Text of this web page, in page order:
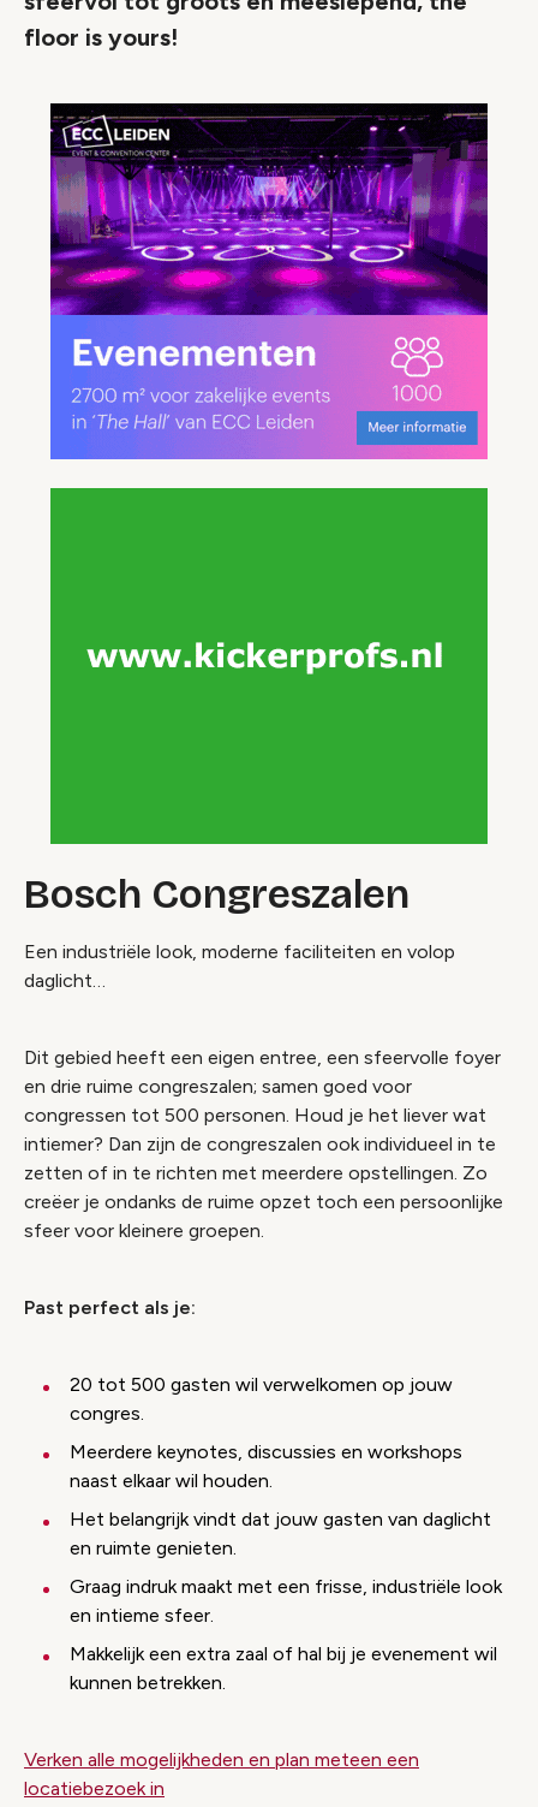
floor is yours!
Bosch Congreszalen
Een industriële look, moderne faciliteiten en volop
daglicht…
Dit gebied heeft een eigen entree, een sfeervolle foyer
en drie ruime congreszalen; samen goed voor
congressen tot 500 personen. Houd je het liever wat
intiemer? Dan zijn de congreszalen ook individueel in te
zetten of in te richten met meerdere opstellingen. Zo
creëer je ondanks de ruime opzet toch een persoonlijke
sfeer voor kleinere groepen.
Past perfect als je:
20 tot 500 gasten wil verwelkomen op jouw
congres.
Meerdere keynotes, discussies en workshops
naast elkaar wil houden.
Het belangrijk vindt dat jouw gasten van daglicht
en ruimte genieten.
Graag indruk maakt met een frisse, industriële look
en intieme sfeer.
Makkelijk een extra zaal of hal bij je evenement wil
kunnen betrekken.
Verken alle mogelijkheden en plan meteen een
locatiebezoek in